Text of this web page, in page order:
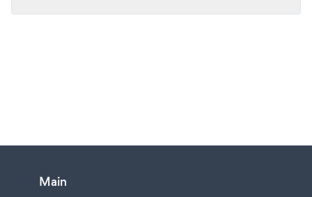
Main